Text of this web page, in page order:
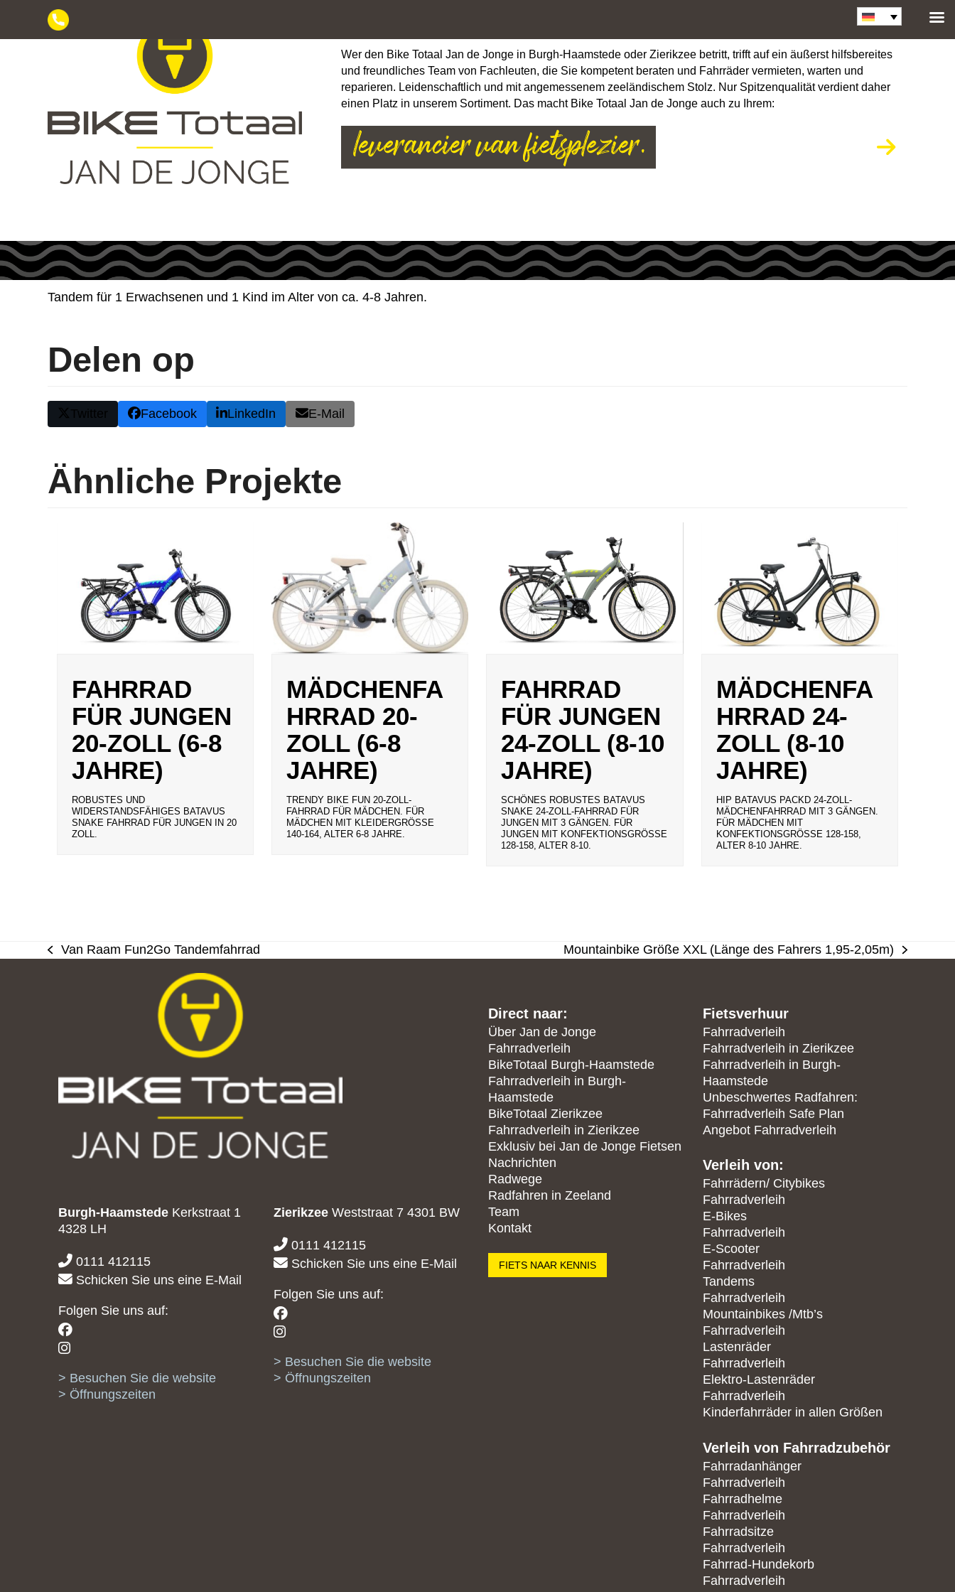
content
Wer den Bike Totaal Jan de Jonge in Burgh-Haamstede oder Zierikzee betritt, trifft auf ein äußerst hilfsbereites
und freundliches Team von Fachleuten, die Sie kompetent beraten und Fahrräder vermieten, warten und
reparieren. Leidenschaftlich und mit angemessenem zeeländischem Stolz. Nur Spitzenqualität verdient daher
einen Platz in unserem Sortiment. Das macht Bike Totaal Jan de Jonge auch zu Ihrem:
Tandem für 1 Erwachsenen und 1 Kind im Alter von ca. 4-8 Jahren.
Delen op
Twitter Facebook LinkedIn E-Mail
Ähnliche Projekte
FAHRRAD
FÜR JUNGEN
20-ZOLL (6-8
JAHRE)
ROBUSTES UND
WIDERSTANDSFÄHIGES BATAVUS
SNAKE FAHRRAD FÜR JUNGEN IN 20
ZOLL.
MÄDCHENFA
HRRAD 20-
ZOLL (6-8
JAHRE)
TRENDY BIKE FUN 20-ZOLL-
FAHRRAD FÜR MÄDCHEN. FÜR
MÄDCHEN MIT KLEIDERGRÖSSE 1
40-164, ALTER 6-8 JAHRE.
FAHRRAD
FÜR JUNGEN
24-ZOLL (8-10
JAHRE)
SCHÖNES ROBUSTES BATAVUS
SNAKE 24-ZOLL-FAHRRAD FÜR
JUNGEN MIT 3 GÄNGEN. FÜR
JUNGEN MIT KONFEKTIONSGRÖSSE 1
28-158, ALTER 8-10.
MÄDCHENFA
HRRAD 24-
ZOLL (8-10
JAHRE)
HIP BATAVUS PACKD 24-ZOLL-
MÄDCHENFAHRRAD MIT 3 GÄNGEN.
FÜR MÄDCHEN MIT
KONFEKTIONSGRÖSSE 128-158, A
LTER 8-10 JAHRE.
vorheriger
Van Raam Fun2Go Tandemfahrrad
Nächster
Mountainbike Größe XXL (Länge des Fahrers 1,95-2,05m)
Burgh-Haamstede Kerkstraat 1
4328 LH
0111 412115
Schicken Sie uns eine E-Mail
Folgen Sie uns auf:
Besuchen Sie die website
Öffnungszeiten
ZierikzeeWeststraat 7 4301 BW
0111 412115
Schicken Sie uns eine E-Mail
Folgen Sie uns auf:
Besuchen Sie die website
Öffnungszeiten
Direct naar:
Über Jan de Jonge
Fahrradverleih
BikeTotaal Burgh-Haamstede
Fahrradverleih in Burgh-
Haamstede
BikeTotaal Zierikzee
Fahrradverleih in Zierikzee
Exklusiv bei Jan de Jonge Fietsen
Nachrichten
Radwege
Radfahren in Zeeland
Team
Kontakt
FIETS NAAR KENNIS
Fietsverhuur
Fahrradverleih
Fahrradverleih in Zierikzee
Fahrradverleih in Burgh-
Haamstede
Unbeschwertes Radfahren:
Fahrradverleih Safe Plan
Angebot Fahrradverleih
Verleih von:
Fahrrädern/ Citybikes
Fahrradverleih
E-Bikes
Fahrradverleih
E-Scooter
Fahrradverleih
Tandems
Fahrradverleih
Mountainbikes /Mtb’s
Fahrradverleih
Lastenräder
Fahrradverleih
Elektro-Lastenräder
Fahrradverleih
Kinderfahrräder in allen Größen
Verleih von Fahrradzubehör
Fahrradanhänger
Fahrradverleih
Fahrradhelme
Fahrradverleih
Fahrradsitze
Fahrradverleih
Fahrrad-Hundekorb
Fahrradverleih